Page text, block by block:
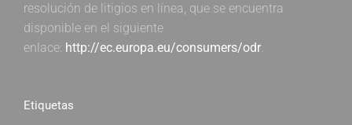
resolución de litigios en línea, que se encuentra
disponible en el siguiente
enlace: http://ec.europa.eu/consumers/odr.
Etiquetas